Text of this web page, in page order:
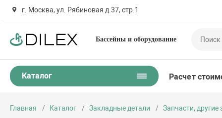
г. Москва, ул. Рябиновая д.37, стр.1
Бассейны и оборудование
Каталог Расчет
Главная Каталог Закладные детали Запчасти,